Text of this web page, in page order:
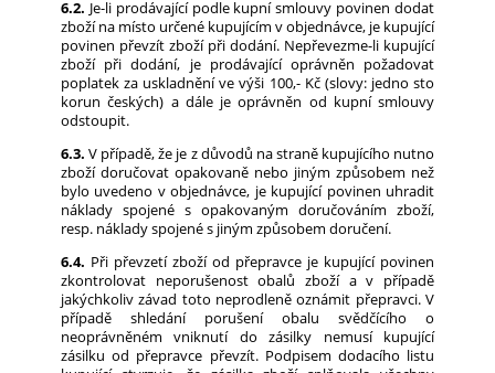
6.2. Je-li prodávající podle kupní smlouvy povinen dodat
zboží na místo určené kupujícím v objednávce, je kupující
povinen převzít zboží při dodání. Nepřevezme-li kupující
zboží při dodání, je prodávající oprávněn požadovat
poplatek za uskladnění ve výši 100,- Kč (slovy: jedno sto
korun českých) a dále je oprávněn od kupní smlouvy
odstoupit.
6.3.V případě, že je z důvodů na straně kupujícího nutno
zboží doručovat opakovaně nebo jiným způsobem než
bylo uvedeno v objednávce, je kupující povinen uhradit
náklady spojené s opakovaným doručováním zboží,
resp. náklady spojené s jiným způsobem doručení.
6.4. Při převzetí zboží od přepravce je kupující povinen
zkontrolovat neporušenost obalů zboží a v případě
jakýchkoliv závad toto neprodleně oznámit přepravci. V
případě shledání porušení obalu svědčícího o
neoprávněném vniknutí do zásilky nemusí kupující
zásilku od přepravce převzít. Podpisem dodacího listu